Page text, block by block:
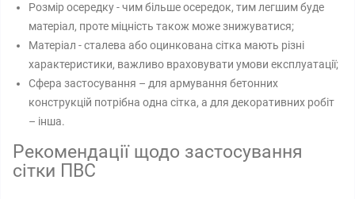
Розмір осередку - чим більше осередок, тим легшим буде
матеріал, проте міцність також може знижуватися;
Матеріал - сталева або оцинкована сітка мають різні
характеристики, важливо враховувати умови експлуатації;
Сфера застосування – для армування бетонних
конструкцій потрібна одна сітка, а для декоративних робіт
– інша.
Рекомендації щодо застосування
сітки ПВС